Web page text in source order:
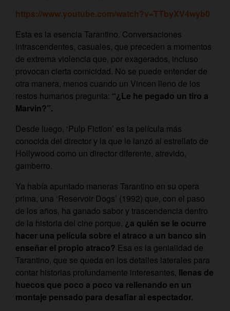
https://www.youtube.com/watch?v=TTbyXV4wyb0
Esta es la esencia Tarantino. Conversaciones
intrascendentes, casuales, que preceden a momentos
de extrema violencia que, por exagerados, incluso
provocan cierta comicidad. No se puede entender de
otra manera, menos cuando un Vincen lleno de los
restos humanos pregunta: “¿Le he pegado un tiro a
Marvin?”.
Desde luego, ‘Pulp Fiction’ es la película más
conocida del director y la que le lanzó al estrellato de
Hollywood como un director diferente, atrevido,
gamberro.
Ya había apuntado maneras Tarantino en su opera
prima, una ‘Reservoir Dogs’ (1992) que, con el paso
de los años, ha ganado sabor y trascendencia dentro
de la historia del cine porque, ¿a quién se le ocurre
hacer una película sobre el atraco a un banco sin
enseñar el propio atraco? Esa es la genialidad de
Tarantino, que se queda en los detalles laterales para
contar historias profundamente interesantes, llenas de
huecos que poco a poco va rellenando en un
montaje pensado para desafiar al espectador.